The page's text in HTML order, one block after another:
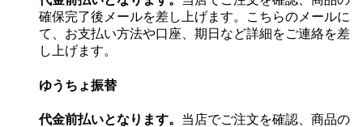
確保完了後メールを差し上げます。こちらのメールに
て、お支払い方法や口座、期日など詳細をご連絡を差
し上げます。
ゆうちょ振替
代金前払いとなります。 当店でご注文を確認、商品の